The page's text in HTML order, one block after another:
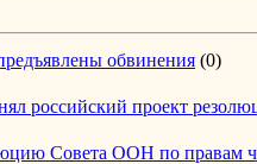
обвинения (0)
российский проект
Совета ООН по правам